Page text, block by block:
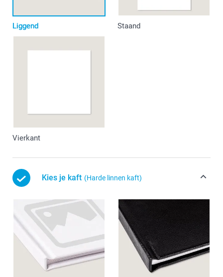
Liggend Staand
Vierkant
Kies je kaft (Harde linnen kaft)